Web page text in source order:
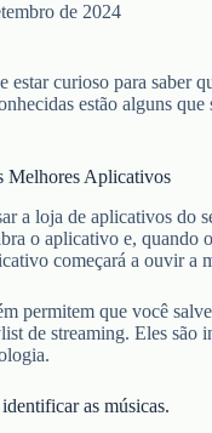
de 2024
estar curioso para saber
estão alguns
Melhores Aplicativos
a loja de aplicativos do
o aplicativo e, quando
começará a ouvir a
permitem que você
de streaming. Eles são
as músicas.